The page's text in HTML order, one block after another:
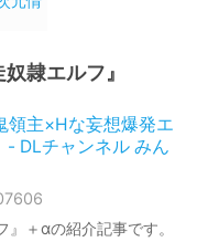
隷エルフ』
領主×Hな妄想爆発エ
- DLチャンネル みん
』＋αの紹介記事です。